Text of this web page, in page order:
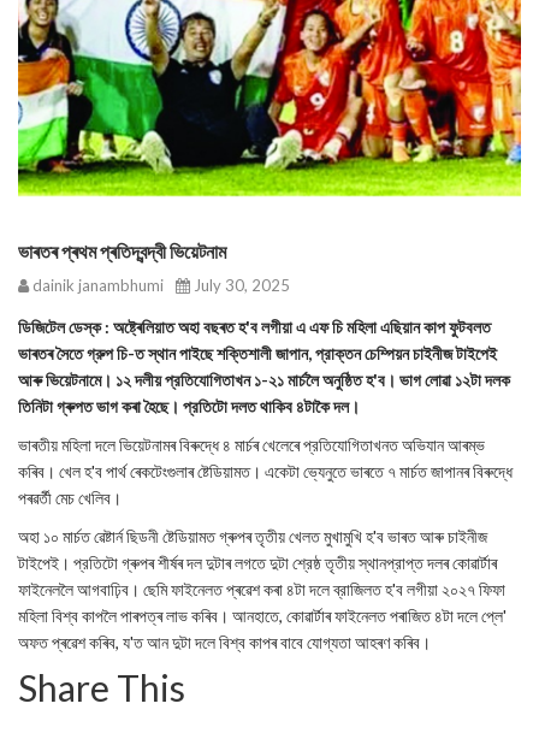
ভাৰতৰ প্ৰথম প্ৰতিদ্বন্দ্বী ভিয়েটনাম
dainik janambhumi July 30, 2025
ডিজিটেল ডেস্ক : অষ্ট্ৰেলিয়াত অহা বছৰত হ'ব লগীয়া এ এফ চি মহিলা এছিয়ান কাপ ফুটবলত
ভাৰতৰ সৈতে গ্রুপ চি-ত স্থান পাইছে শক্তিশালী জাপান, প্রাক্তন চেম্পিয়ন চাইনীজ টাইপেই
আৰু ভিয়েটনামে। ১২ দলীয় প্রতিযোগিতাখন ১-২১ মার্চলৈ অনুষ্ঠিত হ'ব। ভাগ লোৱা ১২টা দলক
তিনিটা গ্ৰুপত ভাগ কৰা হৈছে। প্রতিটো দলত থাকিব ৪টাকৈ দল।
ভাৰতীয় মহিলা দলে ভিয়েটনামৰ বিৰুদ্ধে ৪ মাৰ্চৰ খেলেৰে প্রতিযোগিতাখনত অভিযান আৰম্ভ
কৰিব। খেল হ'ব পাৰ্থ ৰেকটেংগুলাৰ ষ্টেডিয়ামত। একেটা ভ্যেনুতে ভাৰতে ৭ মাৰ্চত জাপানৰ বিৰুদ্ধে
পৰৱৰ্তী মেচ খেলিব।
অহা ১০ মার্চত ৱেষ্টার্ন ছিডনী ষ্টেডিয়ামত গ্ৰুপৰ তৃতীয় খেলত মুখামুখি হ'ব ভাৰত আৰু চাইনীজ
টাইপেই। প্রতিটো গ্ৰুপৰ শীৰ্ষৰ দল দুটাৰ লগতে দুটা শ্রেষ্ঠ তৃতীয় স্থানপ্রাপ্ত দলৰ কোৱাৰ্টাৰ
ফাইনেললৈ আগবাঢ়িব। ছেমি ফাইনেলত প্ৰৱেশ কৰা ৪টা দলে ব্রাজিলত হ'ব লগীয়া ২০২৭ ফিফা
মহিলা বিশ্ব কাপলৈ পাৰপত্ৰ লাভ কৰিব। আনহাতে, কোৱাৰ্টাৰ ফাইনেলত পৰাজিত ৪টা দলে প্লে'
অফত প্ৰৱেশ কৰিব, য'ত আন দুটা দলে বিশ্ব কাপৰ বাবে যোগ্যতা আহৰণ কৰিব।
Share This